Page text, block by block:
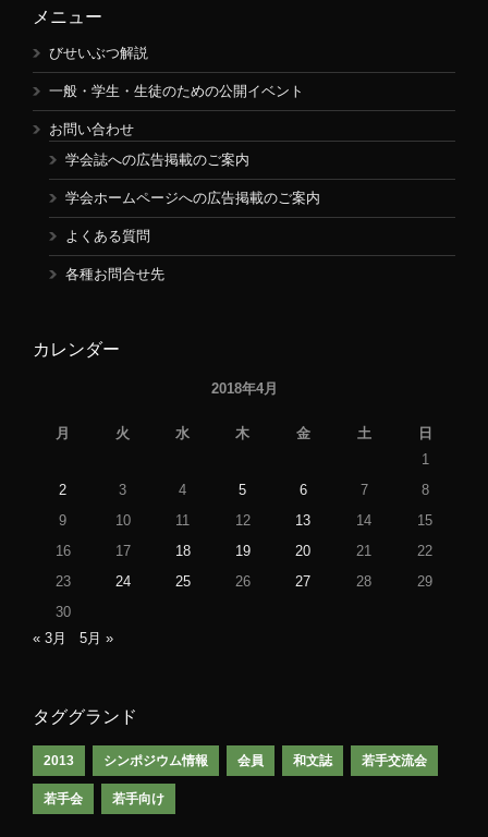
メニュー
びせいぶつ解説
一般・学生・生徒のための公開イベント
お問い合わせ
学会誌への広告掲載のご案内
学会ホームページへの広告掲載のご案内
よくある質問
各種お問合せ先
カレンダー
2018年4月
月 火 水 木 金 土
日
1
2
3 4 5 6 7
8
9
10 11 12 13 14
15
16
17 18 19 20 21
22
23
24 25 26 27 28
29
30
« 3月
5月 »
タググランド
2013 シンポジウム情報 会員 和文誌 若手交流会
若手会 若手向け